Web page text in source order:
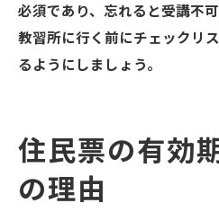
必須であり、忘れると受講不
教習所に行く前にチェックリ
るようにしましょう。
住民票の有効
の理由